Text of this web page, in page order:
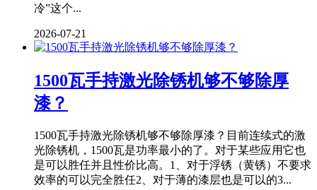
冷”这个...
2026-07-21
1500瓦手持激光除锈机够不够除厚
漆？
1500瓦手持激光除锈机够不够除厚漆？目前连续式的激
光除锈机，1500瓦是功率最小的了。对于某些应用它也
是可以胜任并且性价比高。1、对于浮锈（黄锈）不要求
效率的可以完全胜任2、对于薄的漆层也是可以的3...